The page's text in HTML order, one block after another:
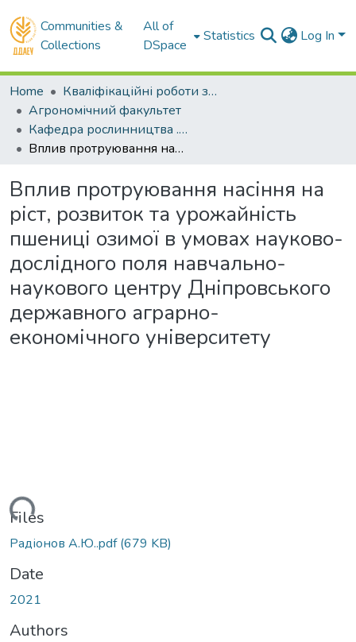
Communities &
Collections
All of
DSpace
Statistics Log In
Home
Кваліфікаційні роботи здобувачів вищої освіти
Агрономічний факультет
Кафедра рослинництва . Магістри
Вплив протруювання насіння на ріст, розвиток та урожайність пшениці озимої в умовах науково-дослідного поля навчально-наукового центру Дніпровського державного аграрно-економічного університету
Вплив протруювання насіння на
ріст, розвиток та урожайність
пшениці озимої в умовах науково-
дослідного поля навчально-
наукового центру Дніпровського
державного аграрно-
економічного університету
Files
Радіонов А.Ю..pdf(679 KB)
Date
2021
Authors